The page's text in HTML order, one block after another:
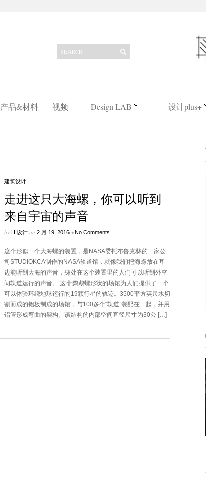
产品&材料 视频 Design LAB 设计plus+
建筑设计
走进这只大海螺，你可以听到
来自宇宙的声音
by HI设计on 2 月 19, 2016 •No Comments
这个形似一个大海螺的装置，是NASA委托布鲁克林的一家公
司STUDIOKCA制作的NASA轨道馆，就像我们把海螺放在耳
边能听到大海的声音，身处在这个装置里的人们可以听到外空
间轨道运行的声音。 这个鹦鹉螺形状的场馆为人们提供了一个
可以体验环绕地球运行的19颗行星的轨迹。3500平方英尺水切
割而成的铝板制成的场馆，与100多个“轨道”装配在一起，并用
铝管形成弯曲的架构。该结构的内部空间直径尺寸为30公 […]